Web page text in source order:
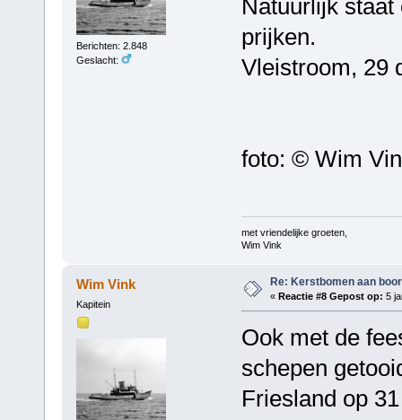
Berichten: 2.848
Geslacht:
Natuurlijk
prijken.
Vleistroom, 29
foto: © Wim
met vriendelijke groeten,
Wim Vink
Wim Vink
Kapitein
Re: Kerstbomen aan
« Reactie #8 Gepost op: 5
Ook met de
schepen
Friesland op